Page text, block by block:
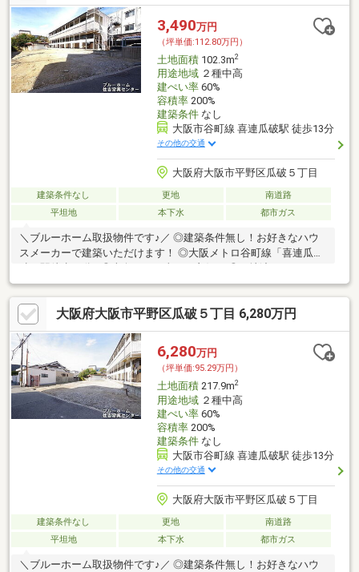
3,490万円
（坪単価:112.80万円）
土地面積102.3m2
用途地域２種中高
建ぺい率60%
容積率200%
建築条件なし
大阪市谷町線 喜連瓜破駅 徒歩13分
その他の交通
大阪府大阪市平野区瓜破５丁目
建築条件なし 更地
南道路
平坦地
本下水 都市ガス
＼ブルーホーム取扱物件です♪／ ◎建築条件無し！お好きなハウ
スメーカーで建築いただけます！ ◎大阪メトロ谷町線「喜連瓜
大阪府大阪市平野区瓜破５丁目 6,280万円
6,280万円
（坪単価:95.29万円）
土地面積217.9m2
用途地域２種中高
建ぺい率60%
容積率200%
建築条件なし
大阪市谷町線 喜連瓜破駅 徒歩13分
その他の交通
大阪府大阪市平野区瓜破５丁目
建築条件なし 更地
南道路
平坦地
本下水 都市ガス
＼ブルーホーム取扱物件です♪／ ◎建築条件無し！お好きなハウ